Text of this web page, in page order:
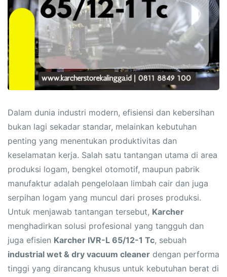
Dalam dunia industri modern, efisiensi dan kebersihan
bukan lagi sekadar standar, melainkan kebutuhan
penting yang menentukan produktivitas dan
keselamatan kerja. Salah satu tantangan utama di area
produksi logam, bengkel otomotif, maupun pabrik
manufaktur adalah pengelolaan limbah cair dan juga
serpihan logam yang muncul dari proses produksi.
Untuk menjawab tantangan tersebut, Karcher
menghadirkan solusi profesional yang tangguh dan
juga efisien Karcher IVR-L 65/12-1 Tc, sebuah
industrial wet & dry vacuum cleaner dengan performa
tinggi yang dirancang khusus untuk kebutuhan berat di